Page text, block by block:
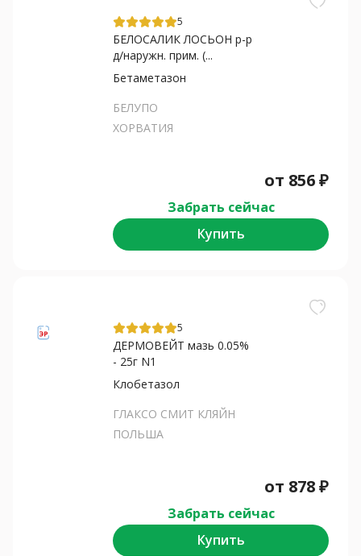
5
БЕЛОСАЛИК ЛОСЬОН р-р
д/наружн. прим. (...
Бетаметазон
БЕЛУПО
ХОРВАТИЯ
от 856₽
Забрать сейчас
Купить
5
ДЕРМОВЕЙТ мазь 0.05%
- 25г N1
Клобетазол
ГЛАКСО СМИТ КЛЯЙН
ПОЛЬША
от 878₽
Забрать сейчас
Купить